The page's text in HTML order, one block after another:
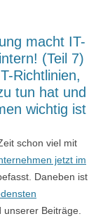
macht IT-
(Teil 7)
Richtlinien,
tun hat und
wichtig ist
schon viel mit
jetzt im
Daneben ist
unserer Beiträge.